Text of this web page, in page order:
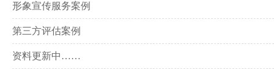
形象宣传服务案例
第三方评估案例
资料更新中……